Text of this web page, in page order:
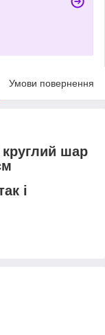
Умови повернення
шар
і